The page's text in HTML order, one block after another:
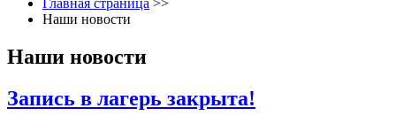
Главная страница >>
Наши новости
Наши новости
Запись в лагерь закрыта!